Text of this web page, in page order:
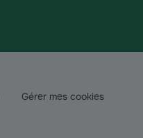
Gérer mes cookies